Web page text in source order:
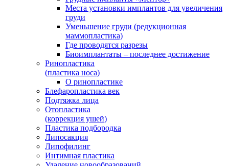
Места установки имплантов для увеличения
груди
Уменьшение груди (редукционная
маммопластика)
Где проводятся разрезы
Биоимплантаты – последнее достижение
Ринопластика
(пластика носа)
О ринопластике
Блефаропластика век
Подтяжка лица
Отопластика
(коррекция ушей)
Пластика подбородка
Липосакция
Липофилинг
Интимная пластика